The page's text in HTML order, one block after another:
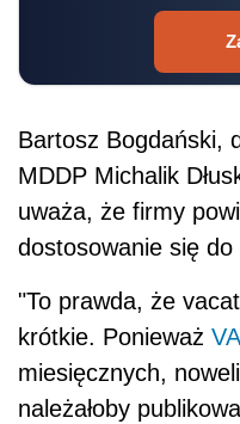
Bartosz Bogdański,
MDDP Michalik
uważa, że firmy
dostosowanie się do
"To prawda, że
krótkie. Ponieważ
miesięcznych,
należałoby